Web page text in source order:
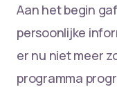
Aan het begin
persoonlijke
er nu niet meer
programma